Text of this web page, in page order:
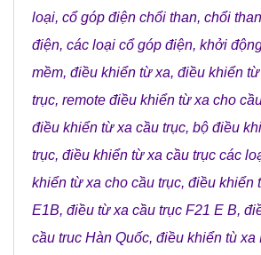
loại, cổ góp điện chổi than, chổi
điện, các loại cổ góp điện, khởi
mềm, điều khiển từ xa, điều khiển
trục, remote điều khiển từ xa cho
điều khiển từ xa cầu trục, bộ điều
trục, điều khiển từ xa cầu trục các
khiển từ xa cho cầu trục, điều khiển
E1B, điều từ xa cầu trục F21 E B,
cầu truc Hàn Quốc, điều khiển tù xa